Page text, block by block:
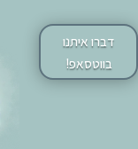
דברו איתנו
בווטסאפ!